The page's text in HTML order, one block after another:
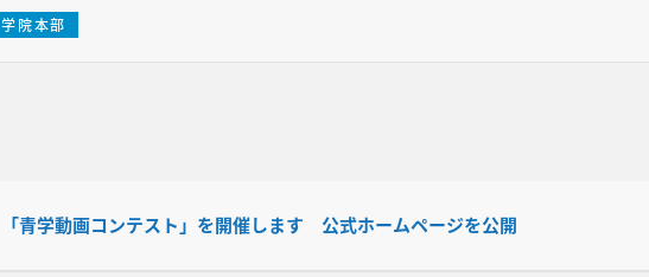
学院本部
「青学動画コンテスト」を開催します 公式ホームページを公開